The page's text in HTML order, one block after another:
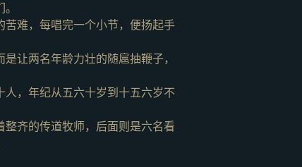
难，每唱完一个小节，便扬起手
让两名年龄力壮的随扈抽鞭子，
，年纪从五六十岁到十五六岁不
齐的传道牧师，后面则是六名看